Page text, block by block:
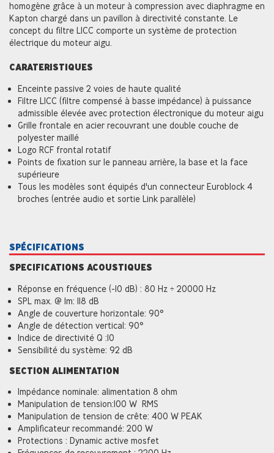
homogène grâce à un moteur à compression avec diaphragme en
Kapton chargé dans un pavillon à directivité constante. Le
concept du filtre LICC comporte un système de protection
électrique du moteur aigu.
CARATERISTIQUES
Enceinte passive 2 voies de haute qualité
Filtre LICC (filtre compensé à basse impédance) à puissance
admissible élevée avec protection électronique du moteur aigu
Grille frontale en acier recouvrant une double couche de
polyester maillé
Logo RCF frontal rotatif
Points de fixation sur le panneau arrière, la base et la face
supérieure
Tous les modèles sont équipés d'un connecteur Euroblock 4
broches (entrée audio et sortie Link parallèle)
SPÉCIFICATIONS
SPECIFICATIONS ACOUSTIQUES
Réponse en fréquence (-10 dB) : 80 Hz ÷ 20000 Hz
SPL max. @ 1m: 118 dB
Angle de couverture horizontale: 90°
Angle de détection vertical: 90°
Indice de directivité Q :10
Sensibilité du système: 92 dB
SECTION ALIMENTATION
Impédance nominale: alimentation 8 ohm
Manipulation de tension:100 W RMS
Manipulation de tension de crête: 400 W PEAK
Amplificateur recommandé: 200 W
Protections : Dynamic active mosfet